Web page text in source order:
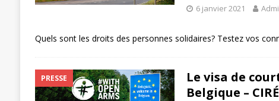
6 janvier 2021
Quels sont les droits des personnes solidaires? Testez vos
PRESSE
Le visa de
Belgique –